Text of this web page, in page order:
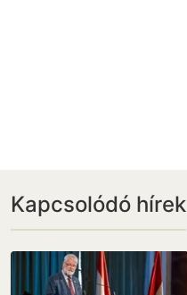
Kapcsolódó hírek